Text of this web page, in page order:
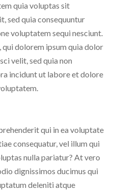
quia voluptas sit
sed quia consequuntur
voluptatem sequi nesciunt.
dolorem ipsum quia dolor
velit, sed quia non
incidunt ut labore et dolore
qui in ea voluptate
consequatur, vel illum qui
nulla pariatur? At vero
dignissimos ducimus qui
deleniti atque